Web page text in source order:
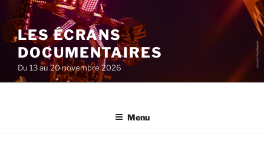
au
contenu
principal
LES ÉCRANS
DOCUMENTAIRES
Du 13 au 20 novembre 2026
Menu